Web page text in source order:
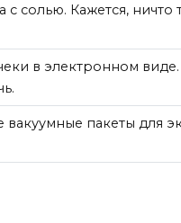
с солью. Кажется, ничто
в электронном
вакуумные пакеты для